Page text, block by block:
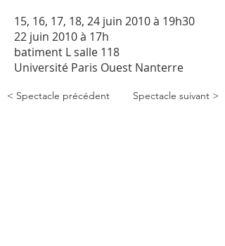
15, 16, 17, 18, 24 juin 2010 à 19h30
22 juin 2010 à 17h
batiment L salle 118
Université Paris Ouest Nanterre
< Spectacle précédent Spectacle suivant >